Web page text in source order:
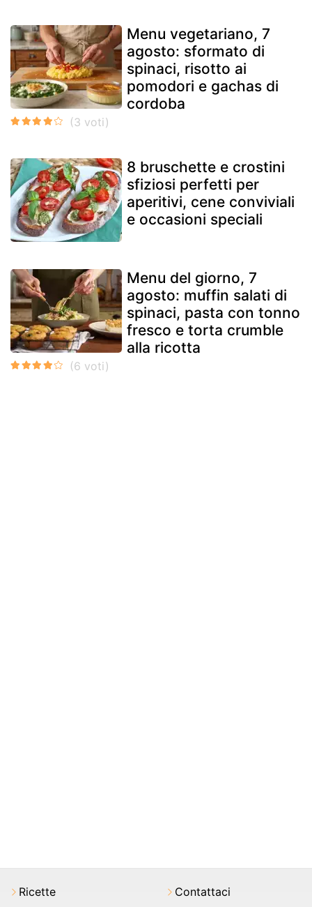
Menu vegetariano, 7
agosto: sformato di
spinaci, risotto ai
pomodori e gachas di
cordoba
8 bruschette e crostini
sfiziosi perfetti per
aperitivi, cene conviviali
e occasioni speciali
Menu del giorno, 7
agosto: muffin salati di
spinaci, pasta con tonno
fresco e torta crumble
alla ricotta
Ricette Contattaci